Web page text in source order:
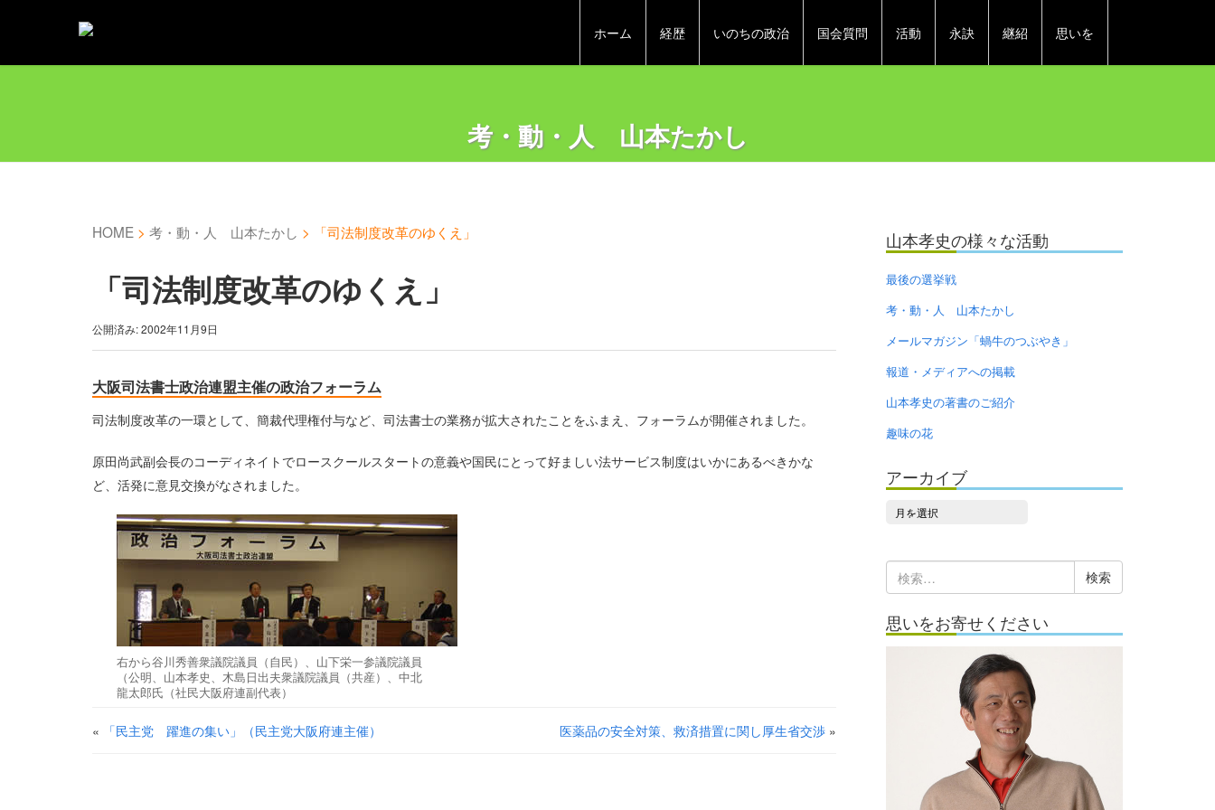
ホーム 経歴 いのちの政治 国会質問 活動 永訣 継紹 思いを
考・動・人 山本たかし
HOME > 考・動・人 山本たかし > 「司法制度改革のゆくえ」
「司法制度改革のゆくえ」
公開済み: 2002年11月9日
大阪司法書士政治連盟主催の政治フォーラム
司法制度改革の一環として、簡裁代理権付与など、司法書士の業務が拡大されたことをふまえ、フォーラムが開催されました。
原田尚武副会長のコーディネイトでロースクールスタートの意義や国民にとって好ましい法サービス制度はいかにあるべきかな
ど、活発に意見交換がなされました。
右から谷川秀善衆議院議員（自民）、山下栄一参議院議員
（公明、山本孝史、木島日出夫衆議院議員（共産）、中北
龍太郎氏（社民大阪府連副代表）
« 「民主党 躍進の集い」（民主党大阪府連主催） 医薬品の安全対策、救済措置に関し厚生省交渉»
山本孝史の様々な活動
最後の選挙戦
考・動・人 山本たかし
メールマガジン「蝸牛のつぶやき」
報道・メディアへの掲載
山本孝史の著書のご紹介
趣味の花
アーカイブ
カ
索:
思いをお寄せください